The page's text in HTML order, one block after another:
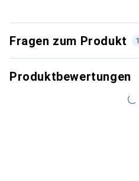
Fragen zum Produkt 1
Produktbewertungen